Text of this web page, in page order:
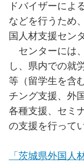
ドバイザーによ
などを行うため
国人材支援セン
センターには
し、県内での就
等（留学生を含
チング支援、外
各種支援、セミ
の支援を行って
「茨城県外国人